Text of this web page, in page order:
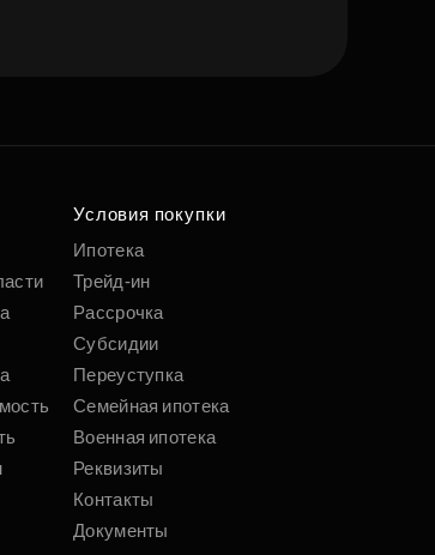
Условия покупки
Ипотека
Трейд-ин
Рассрочка
Субсидии
Переуступка
Семейная ипотека
Военная ипотека
Реквизиты
Контакты
Документы